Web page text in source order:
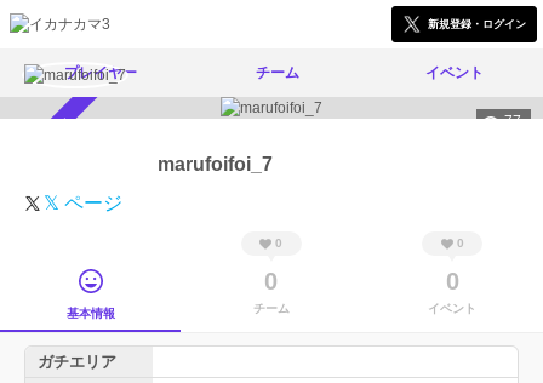
新規登録・ログイン
プレイヤー チーム イベント
77
marufoifoi_7
𝕏 ページ
基本情報
0
0
チーム
0
0
イベント
ガチエリア